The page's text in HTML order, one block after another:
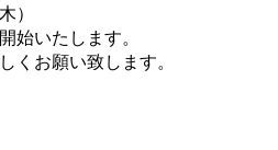
）
始いたします。
くお願い致します。